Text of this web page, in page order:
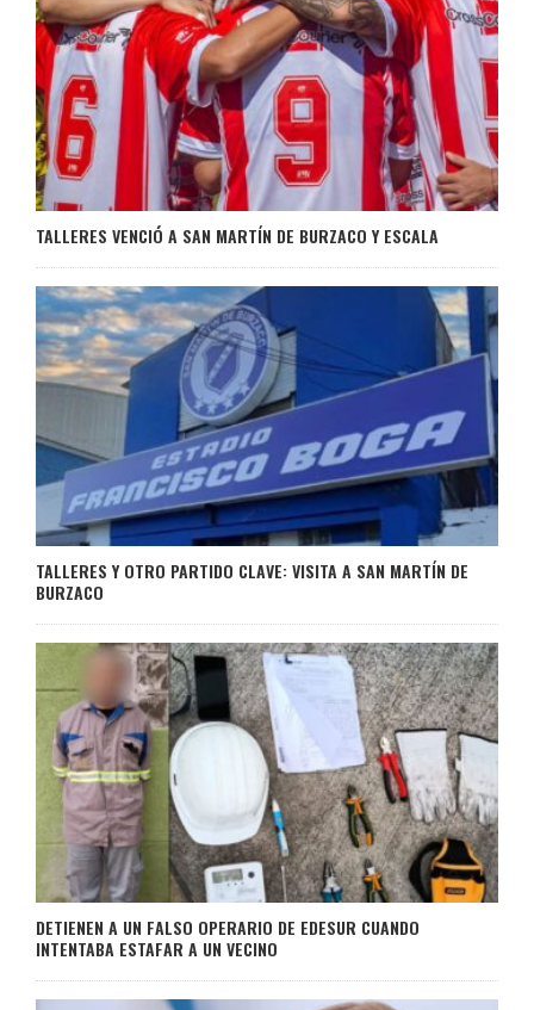
TALLERES VENCIÓ A SAN MARTÍN DE BURZACO Y ESCALA
TALLERES Y OTRO PARTIDO CLAVE: VISITA A SAN MARTÍN DE
BURZACO
DETIENEN A UN FALSO OPERARIO DE EDESUR CUANDO
INTENTABA ESTAFAR A UN VECINO